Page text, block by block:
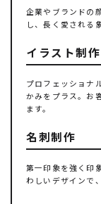
企業やブランドの
し、長く愛される
イラスト制作
プロフェッショナ
かみをプラス。お
ます。
名刺制作
第一印象を強く印
わしいデザインで